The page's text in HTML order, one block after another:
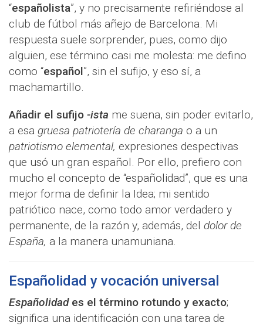
“españolista”, y no precisamente refiriéndose al
club de fútbol más añejo de Barcelona. Mi
respuesta suele sorprender, pues, como dijo
alguien, ese término casi me molesta: me defino
como “español”, sin el sufijo, y eso sí, a
machamartillo.
Añadir el sufijo -ista me suena, sin poder evitarlo,
a esa gruesa patriotería de charanga o a un
patriotismo elemental, expresiones despectivas
que usó un gran español. Por ello, prefiero con
mucho el concepto de “españolidad”, que es una
mejor forma de definir la Idea; mi sentido
patriótico nace, como todo amor verdadero y
permanente, de la razón y, además, del dolor de
España, a la manera unamuniana.
Españolidad y vocación universal
Españolidad es el término rotundo y exacto;
significa una identificación con una tarea de